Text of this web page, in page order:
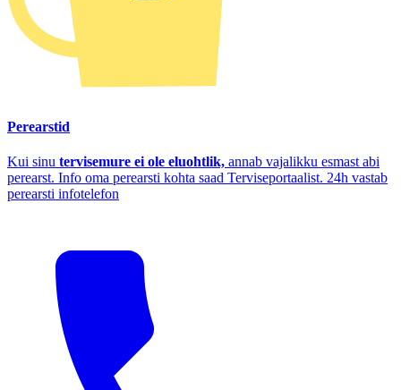
Perearstid
Kui sinu tervisemure ei ole eluohtlik, annab vajalikku esmast abi
perearst. Info oma perearsti kohta saad Terviseportaalist. 24h vastab
perearsti infotelefon